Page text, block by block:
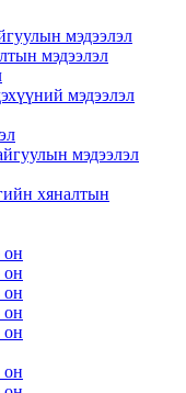
мэдээлэл
мэдээлэл
мэдээлэл
мэдээлэл
хяналтын
он
он
он
он
он
он